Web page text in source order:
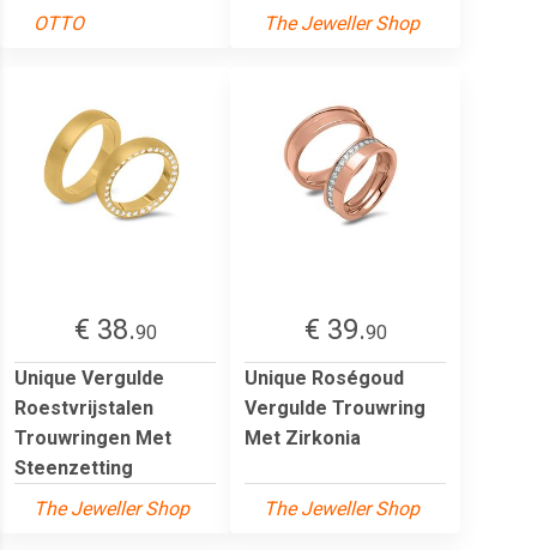
OTTO
The Jeweller Shop
€ 38.90
Unique Vergulde
Roestvrijstalen
Trouwringen Met
Steenzetting
The Jeweller Shop
€ 39.90
Unique Roségoud
Vergulde Trouwring
Met Zirkonia
The Jeweller Shop